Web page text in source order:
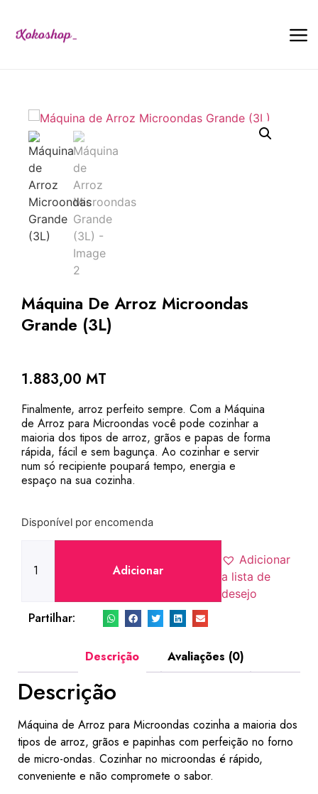
Máquina De Arroz Microondas
Grande (3L)
1.883,00 MT
Finalmente, arroz perfeito sempre. Com a Máquina
de Arroz para Microondas você pode cozinhar a
maioria dos tipos de arroz, grãos e papas de forma
rápida, fácil e sem bagunça. Ao cozinhar e servir
num só recipiente poupará tempo, energia e
espaço na sua cozinha.
Disponível por encomenda
Adicionar
Adicionar
a lista de
desejo
Partilhar:
Descrição Avaliações (0)
Descrição
Máquina de Arroz para Microondas cozinha a maioria dos
tipos de arroz, grãos e papinhas com perfeição no forno
de micro-ondas. Cozinhar no microondas é rápido,
conveniente e não compromete o sabor.